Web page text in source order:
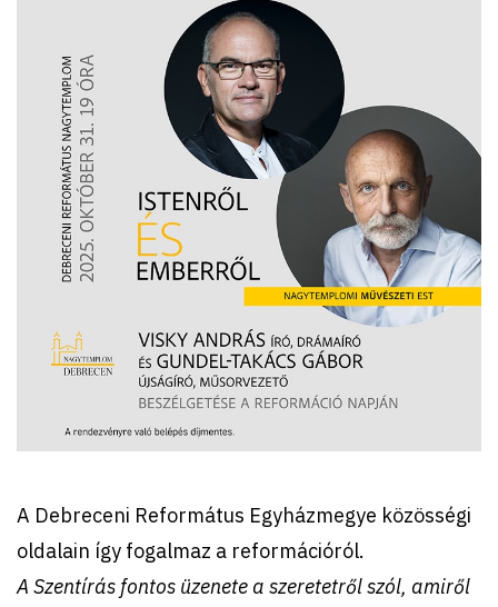
A Debreceni Református Egyházmegye közösségi
oldalain így fogalmaz a reformációról.
A Szentírás fontos üzenete a szeretetről szól, amiről